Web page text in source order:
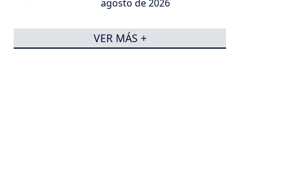
agosto de 2026
VER MÁS +